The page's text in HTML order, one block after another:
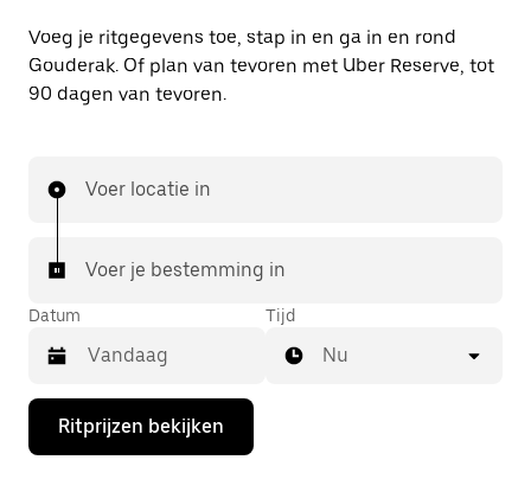
Voeg je ritgegevens toe, stap in en ga in en rond
Gouderak. Of plan van tevoren met Uber Reserve, tot
90 dagen van tevoren.
Voer locatie in
Voer je bestemming in
Datum
Druk
de
Tijd
Nu
Ritprijzen bekijken